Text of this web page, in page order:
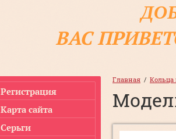
ВАС
Регистрация
Карта сайта
Серьги
Главная
  /
Кольца